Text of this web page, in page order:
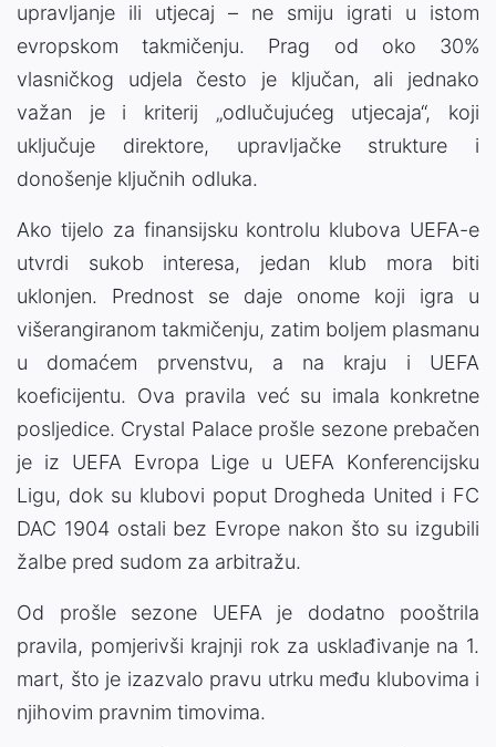
upravljanje ili utjecaj – ne smiju igrati u istom
evropskom takmičenju. Prag od oko 30%
vlasničkog udjela često je ključan, ali jednako
važan je i kriterij „odlučujućeg utjecaja“, koji
uključuje direktore, upravljačke strukture i
donošenje ključnih odluka.
Ako tijelo za finansijsku kontrolu klubova UEFA-e
utvrdi sukob interesa, jedan klub mora biti
uklonjen. Prednost se daje onome koji igra u
višerangiranom takmičenju, zatim boljem plasmanu
u domaćem prvenstvu, a na kraju i UEFA
koeficijentu. Ova pravila već su imala konkretne
posljedice. Crystal Palaceprošle sezone prebačen
je iz UEFA Evropa Lige u UEFA Konferencijsku
Ligu, dok su klubovi poput Drogheda United i FC
DAC 1904ostali bez Evrope nakon što su izgubili
žalbe pred sudom za arbitražu.
Od prošle sezone UEFA je dodatno pooštrila
pravila, pomjerivši krajnji rok za usklađivanje na 1.
mart, što je izazvalo pravu utrku među klubovima i
njihovim pravnim timovima.